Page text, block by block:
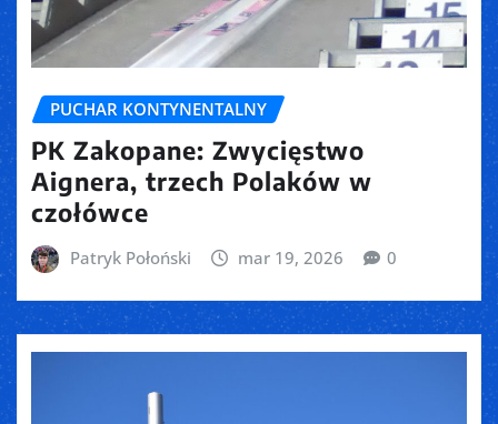
PUCHAR KONTYNENTALNY
PK Zakopane: Zwycięstwo
Aignera, trzech Polaków w
czołówce
Patryk Połoński mar 19, 2026 0